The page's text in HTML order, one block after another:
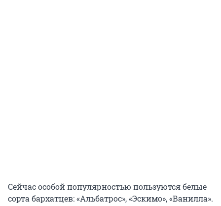
Сейчас особой популярностью пользуются белые
сорта бархатцев: «Альбатрос», «Эскимо», «Ванилла».